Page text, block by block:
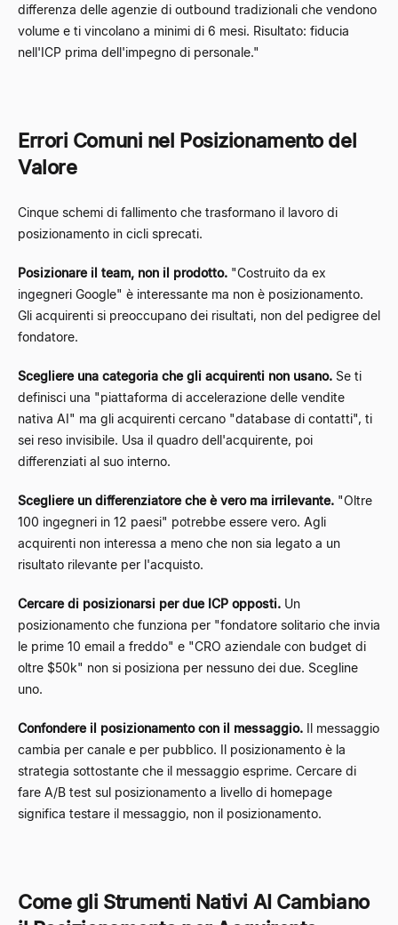
differenza delle agenzie di outbound tradizionali che vendono
volume e ti vincolano a minimi di 6 mesi. Risultato: fiducia
nell'ICP prima dell'impegno di personale."
Errori Comuni nel Posizionamento del
Valore
Cinque schemi di fallimento che trasformano il lavoro di
posizionamento in cicli sprecati.
Posizionare il team, non il prodotto. "Costruito da ex
ingegneri Google" è interessante ma non è posizionamento.
Gli acquirenti si preoccupano dei risultati, non del pedigree del
fondatore.
Scegliere una categoria che gli acquirenti non usano. Se ti
definisci una "piattaforma di accelerazione delle vendite
nativa AI" ma gli acquirenti cercano "database di contatti", ti
sei reso invisibile. Usa il quadro dell'acquirente, poi
differenziati al suo interno.
Scegliere un differenziatore che è vero ma irrilevante. "Oltre
100 ingegneri in 12 paesi" potrebbe essere vero. Agli
acquirenti non interessa a meno che non sia legato a un
risultato rilevante per l'acquisto.
Cercare di posizionarsi per due ICP opposti. Un
posizionamento che funziona per "fondatore solitario che invia
le prime 10 email a freddo" e "CRO aziendale con budget di
oltre $50k" non si posiziona per nessuno dei due. Scegline
uno.
Confondere il posizionamento con il messaggio. Il messaggio
cambia per canale e per pubblico. Il posizionamento è la
strategia sottostante che il messaggio esprime. Cercare di
fare A/B test sul posizionamento a livello di homepage
significa testare il messaggio, non il posizionamento.
Come gli Strumenti Nativi AI Cambiano